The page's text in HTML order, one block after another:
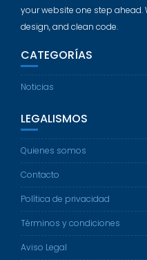
your website one step
design, and clean code.
CATEGORÍAS
Noticias
LEGALISMOS
Quienes somos
Contacto
Política de privacidad
Términos y condiciones
Aviso Legal